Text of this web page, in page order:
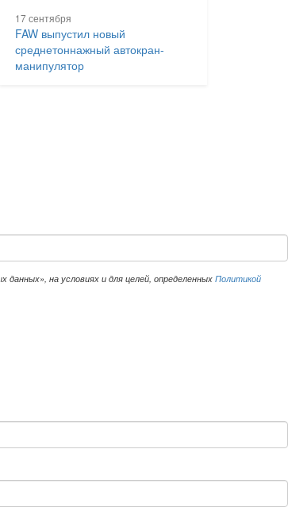
17 сентября
FAW выпустил новый
среднетоннажный автокран-
манипулятор
на условиях и для целей, определенных Политикой